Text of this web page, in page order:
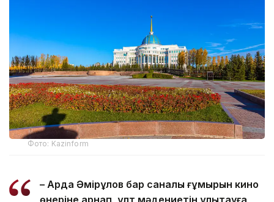
Фото: Kazinform
– Ардақ Әмірқұлов бар саналы ғұмырын кино